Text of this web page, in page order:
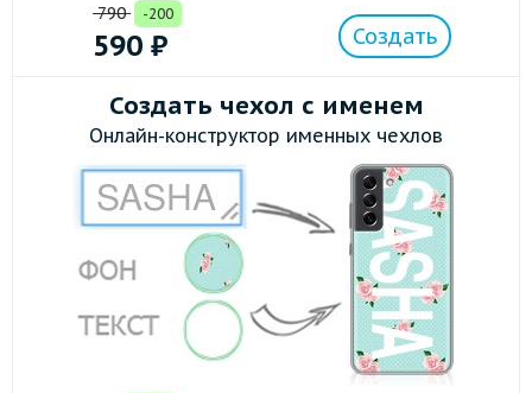
790 -200
590₽ Создать
Создать чехол с именем
Онлайн-конструктор именных чехлов